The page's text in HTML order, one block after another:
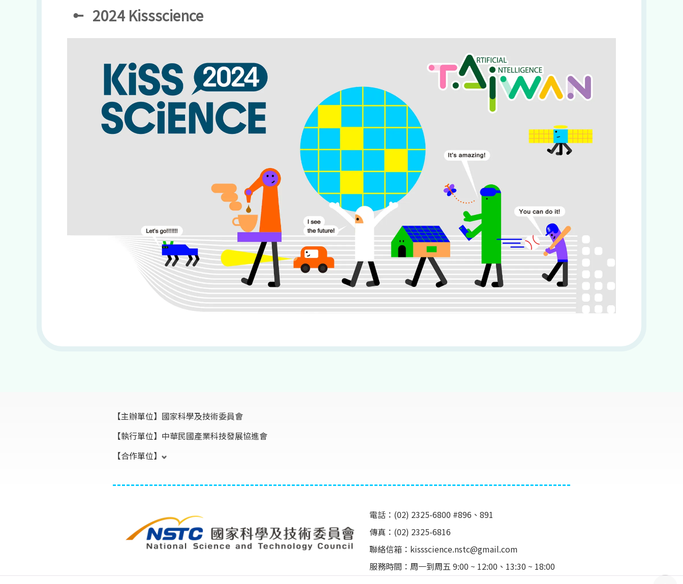
2024 Kissscience
【主辦單位】 國家科學及技術委員會
【執行單位】 中華民國產業科技發展協進會
【合作單位】
電話：(02) 2325-6800 #896、891
傳真：(02) 2325-6816
聯絡信箱： kissscience.nstc@gmail.com
服務時間：周一到周五 9:00 ~ 12:00、13:30 ~ 18:00